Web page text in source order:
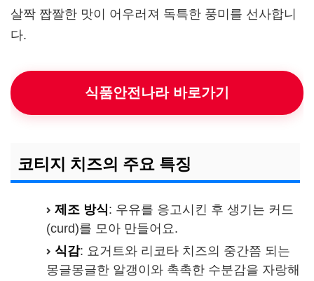
살짝 짭짤한 맛이 어우러져 독특한 풍미를 선사합니
다.
식품안전나라 바로가기
코티지 치즈의 주요 특징
제조 방식: 우유를 응고시킨 후 생기는 커드
(curd)를 모아 만들어요.
식감: 요거트와 리코타 치즈의 중간쯤 되는
몽글몽글한 알갱이와 촉촉한 수분감을 자랑해